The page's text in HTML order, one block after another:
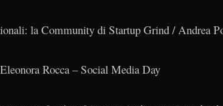
la Community di Startup Grind / Andrea
Rocca – Social Media Day